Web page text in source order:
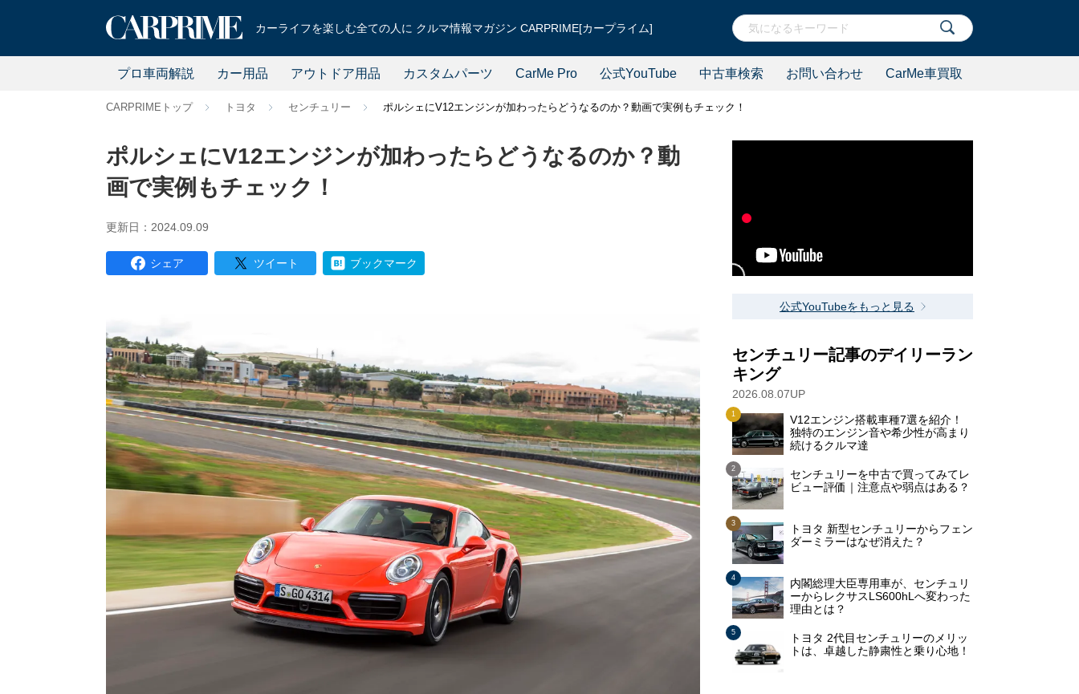
カーライフを楽しむ全ての人に クルマ情報マガジン CARPRIME[カープライム]
プロ車両解説 カー用品 アウトドア用品 カスタムパーツ CarMe Pro 公式YouTube 中古車検索 お問い合わせ CarMe車買取
CARPRIMEトップ トヨタ センチュリー ポルシェにV12エンジンが加わったらどうなるのか？動画で実例もチェック！
ポルシェにV12エンジンが加わったらどうなるのか？動
画で実例もチェック！
更新日：2024.09.09
シェア ツイート ブックマーク
公式YouTubeをもっと見る
センチュリー記事のデイリーラン
キング
2026.08.07UP
V12エンジン搭載車種7選を紹介！
独特のエンジン音や希少性が高まり
続けるクルマ達
センチュリーを中古で買ってみてレ
ビュー評価｜注意点や弱点はある？
トヨタ 新型センチュリーからフェン
ダーミラーはなぜ消えた？
内閣総理大臣専用車が、センチュリ
ーからレクサスLS600hLへ変わった
理由とは？
トヨタ 2代目センチュリーのメリッ
トは、卓越した静粛性と乗り心地！